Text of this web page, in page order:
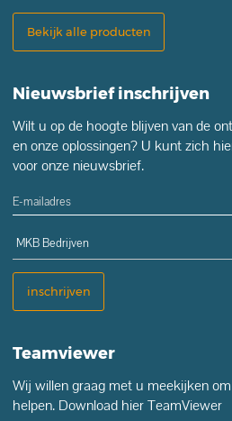
Bekijk alle producten
Nieuwsbrief inschrijven
Wilt u op de hoogte blijven van de
en onze oplossingen? U kunt zich
voor onze nieuwsbrief.
inschrijven
Teamviewer
Wij willen graag met u meekijken
helpen. Download hier TeamViewer